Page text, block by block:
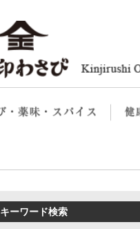
キーワード検索